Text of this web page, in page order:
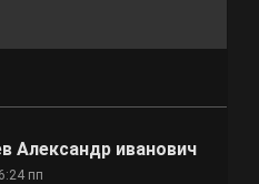
Александр иванович
пп